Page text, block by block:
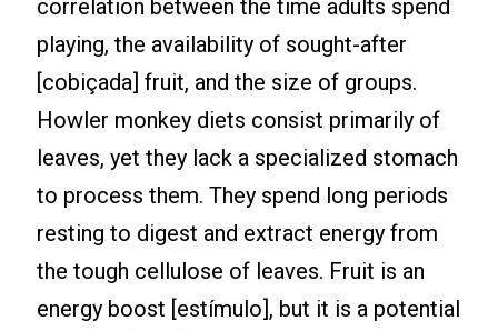
correlation between the time adults spend
playing, the availability of sought-after
[cobiçada] fruit, and the size of groups.
Howler monkey diets consist primarily of
leaves, yet they lack a specialized stomach
to process them. They spend long periods
resting to digest and extract energy from
the tough cellulose of leaves. Fruit is an
energy boost [estímulo], but it is a potential